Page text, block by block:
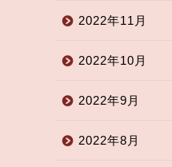
2022年11月
2022年10月
2022年9月
2022年8月